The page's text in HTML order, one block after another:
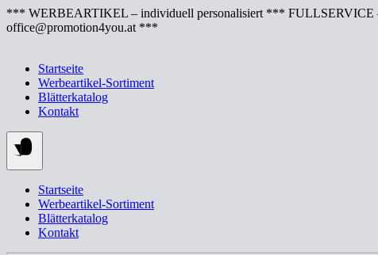
Springe
zum
*** WERBEARTIKEL – individuell personalisiert ***
office@promotion4you.at ***
Startseite
Werbeartikel-Sortiment
Blätterkatalog
Kontakt
Startseite
Werbeartikel-Sortiment
Blätterkatalog
Kontakt